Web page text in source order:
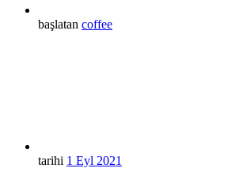
başlatan coffee
tarihi 1 Eyl 2021